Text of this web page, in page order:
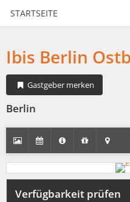
STARTSEITE
Ibis Berlin
Gastgeber merken
Berlin
Verfügbarkeit prüfen